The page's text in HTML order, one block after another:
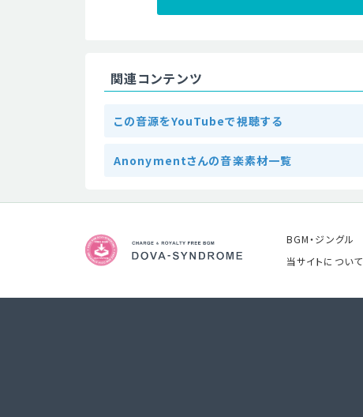
関連コンテンツ
この音源をYouTubeで視聴する
Anonymentさんの音楽素材一覧
BGM・ジングル
当サイトについて